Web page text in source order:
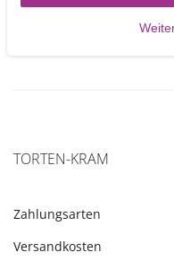
TORTEN-KRAM
Zahlungsarten
Versandkosten